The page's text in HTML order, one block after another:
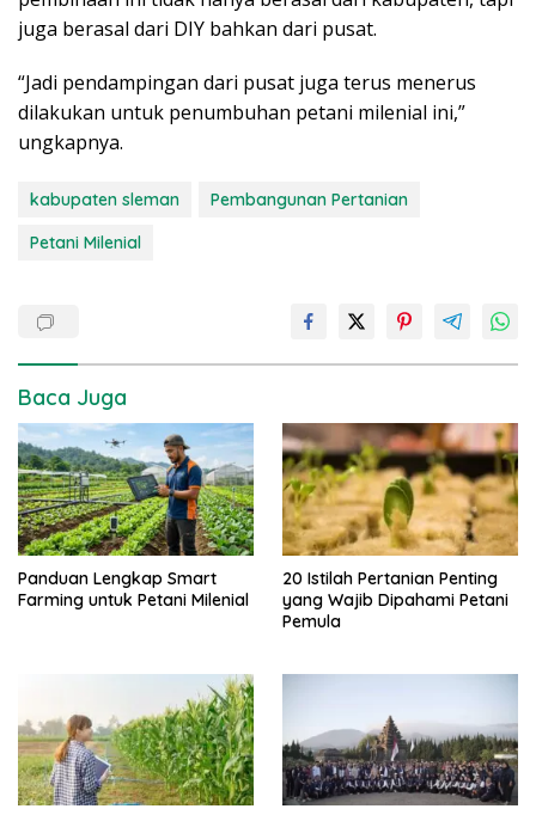
juga berasal dari DIY bahkan dari pusat.
“Jadi pendampingan dari pusat juga terus menerus
dilakukan untuk penumbuhan petani milenial ini,”
ungkapnya.
kabupaten sleman
Pembangunan Pertanian
Petani Milenial
Baca Juga
Panduan Lengkap Smart
Farming untuk Petani Milenial
20 Istilah Pertanian Penting
yang Wajib Dipahami Petani
Pemula